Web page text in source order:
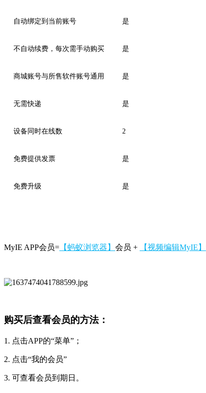
自动绑定到当前账号 是
不自动续费，每次需手动购买 是
商城账号与所售软件账号通用 是
无需快递 是
设备同时在线数 2
免费提供发票 是
免费升级 是
MyIE APP会员= 【蚂蚁浏览器】 会员 + 【视频编辑MyIE】
购买后查看会员的方法：
1. 点击APP的“菜单”；
2. 点击“我的会员”
3. 可查看会员到期日。